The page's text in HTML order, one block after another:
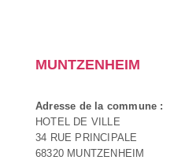
MUNTZENHEIM
Adresse de la commune :
HOTEL DE VILLE
34 RUE PRINCIPALE
68320 MUNTZENHEIM